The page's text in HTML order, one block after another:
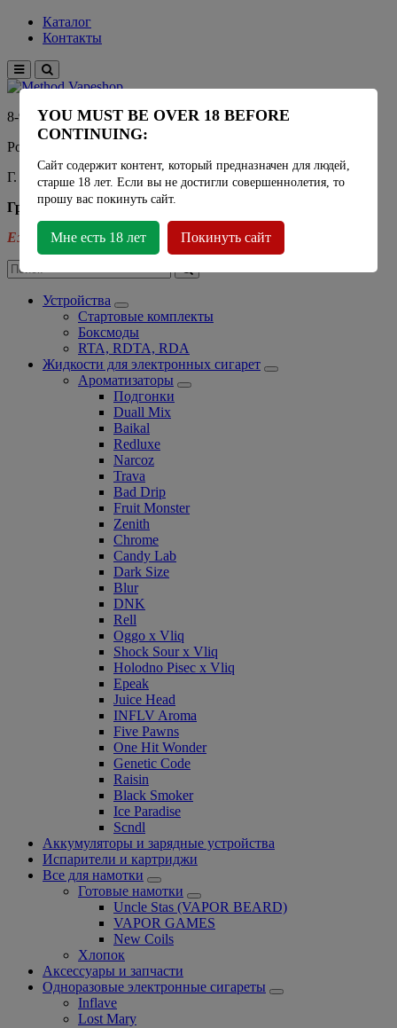
Каталог
Контакты
8-915-450-21-92
Розничный магазин Method Vapeshop
Г. Москва, улица Южнобутовская 36
График работы
Ежедневно - 11:00 - 21:00
Устройства
Стартовые комплекты
Боксмоды
RTA, RDTA, RDA
Жидкости для электронных сигарет
Ароматизаторы
Подгонки
Duall Mix
Baikal
Redluxe
Narcoz
Trava
Bad Drip
Fruit Monster
Zenith
Chrome
Candy Lab
Dark Size
Blur
DNK
Rell
Oggo x Vliq
Shock Sour x Vliq
Holodno Pisec x Vliq
Epeak
Juice Head
INFLV Aroma
Five Pawns
One Hit Wonder
Genetic Code
Raisin
Black Smoker
Ice Paradise
Scndl
Аккумуляторы и зарядные устройства
Испарители и картриджи
Все для намотки
Готовые намотки
Uncle Stas (VAPOR BEARD)
VAPOR GAMES
New Coils
Хлопок
Аксессуары и запчасти
Одноразовые электронные сигареты
Inflave
Lost Mary
YOU MUST BE OVER 18 BEFORE
CONTINUING:
Сайт содержит контент, который предназначен для людей,
старше 18 лет. Если вы не достигли совершеннолетия, то
прошу вас покинуть сайт.
Мне есть 18 лет Покинуть сайт